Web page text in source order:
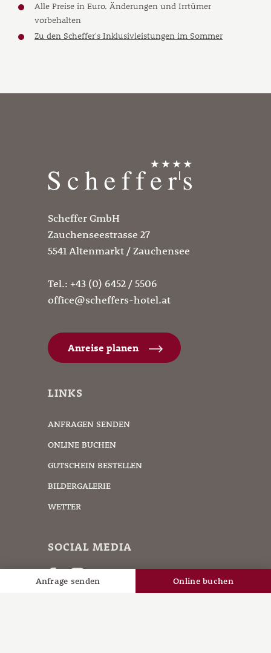
Anfrage senden Online buchen
Alle Preise in Euro. Änderungen und Irrtümer
vorbehalten
Zu den Scheffer's Inklusivleistungen im Sommer
Scheffer GmbH
Zauchenseestrasse 27
5541 Altenmarkt / Zauchensee
Tel.: +43 (0) 6452 / 5506
office@scheffers-hotel.at
LINKS
ANFRAGEN SENDEN
ONLINE BUCHEN
GUTSCHEIN BESTELLEN
BILDERGALERIE
WETTER
SOCIAL MEDIA
Anreise planen